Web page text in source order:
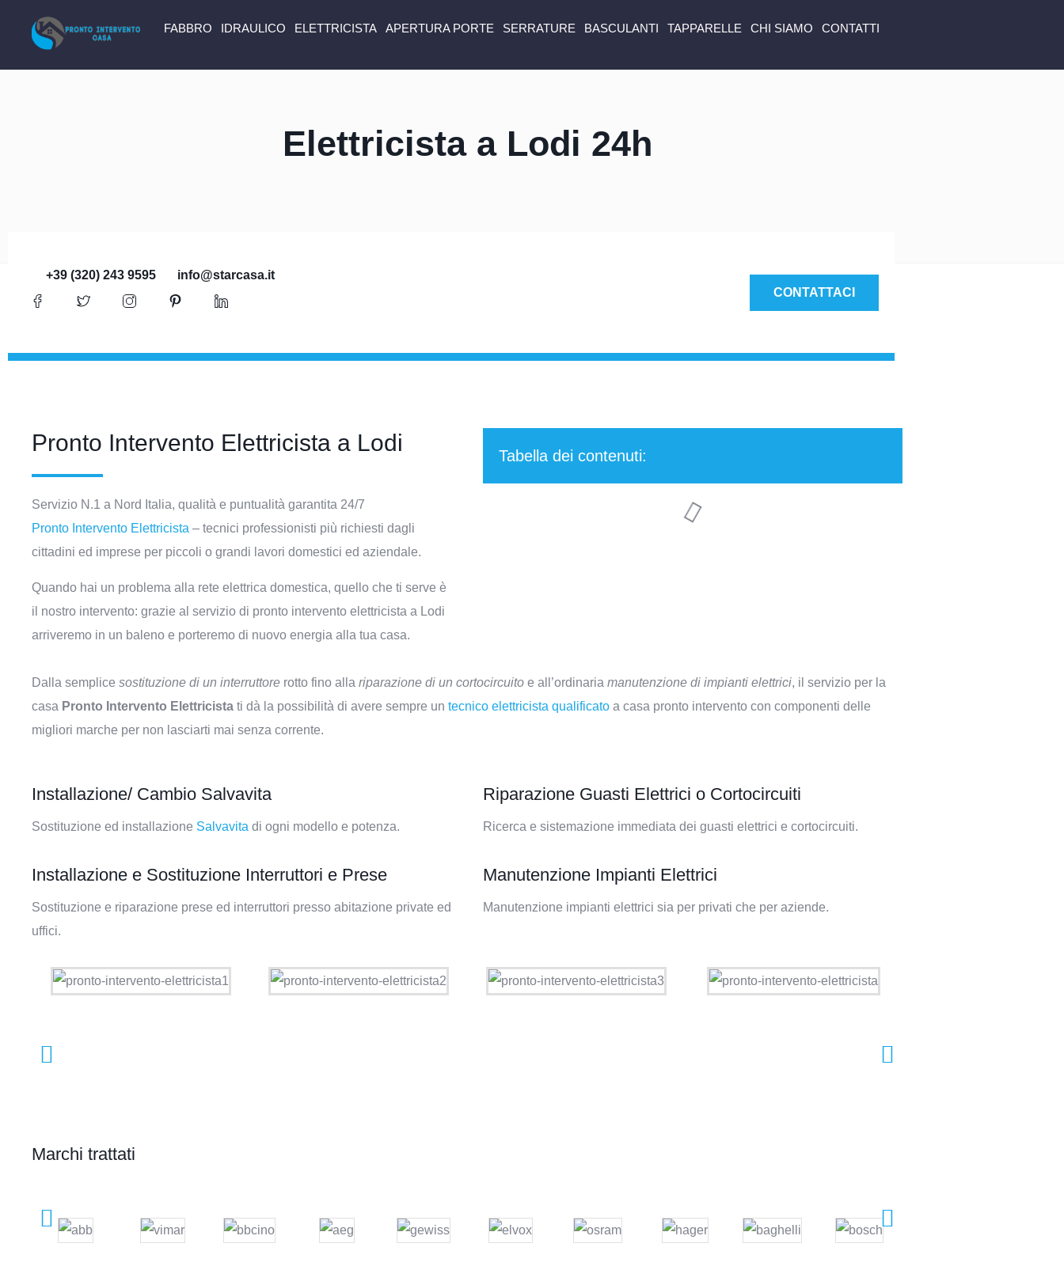
FABBRO IDRAULICO ELETTRICISTA APERTURA PORTE SERRATURE BASCULANTI TAPPARELLE CHI SIAMO CONTATTI
Elettricista a Lodi 24h
+39 (320) 243 9595
info@starcasa.it
CONTATTACI
Pronto Intervento Elettricista a Lodi
Servizio N.1 a Nord Italia, qualità e puntualità garantita 24/7
Pronto Intervento Elettricista – tecnici professionisti più richiesti dagli
cittadini ed imprese per piccoli o grandi lavori domestici ed aziendale.
Quando hai un problema alla rete elettrica domestica, quello che ti serve è
il nostro intervento: grazie al servizio di pronto intervento elettricista a Lodi
arriveremo in un baleno e porteremo di nuovo energia alla tua casa.
Tabella dei contenuti:
Dalla semplice sostituzione di un interruttore rotto fino alla riparazione di un cortocircuito e all’ordinaria manutenzione di impianti elettrici, il servizio per la
casa Pronto Intervento Elettricista ti dà la possibilità di avere sempre un tecnico elettricista qualificato a casa pronto intervento con componenti delle
migliori marche per non lasciarti mai senza corrente.
Installazione/ Cambio Salvavita
Sostituzione ed installazione Salvavita di ogni modello e potenza.
Installazione e Sostituzione Interruttori e Prese
Sostituzione e riparazione prese ed interruttori presso abitazione private ed
uffici.
Riparazione Guasti Elettrici o Cortocircuiti
Ricerca e sistemazione immediata dei guasti elettrici e cortocircuiti.
Manutenzione Impianti Elettrici
Manutenzione impianti elettrici sia per privati che per aziende.
Marchi trattati